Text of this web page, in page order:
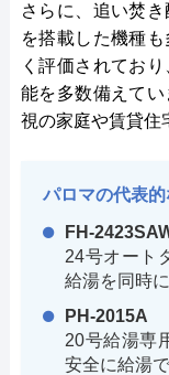
さらに、追い焚
を搭載した機種
く評価されてお
能を多数備えて
視の家庭や賃貸住
パロマの代表
FH-
24号オート
給湯を同時
PH-2015A
20号給湯専
安全に給湯